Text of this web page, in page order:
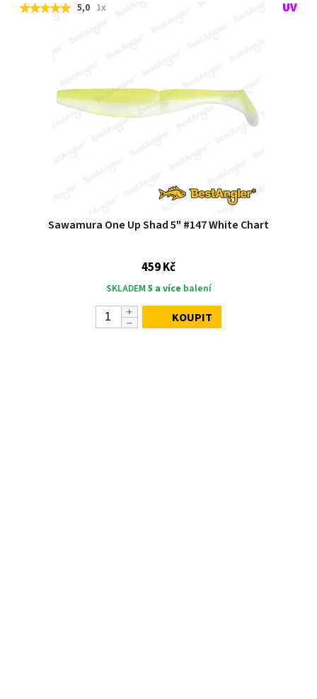
5,0 1x
Sawamura One Up Shad 5" #147 White Chart
459 Kč
SKLADEM 5 a více balení
KOUPIT